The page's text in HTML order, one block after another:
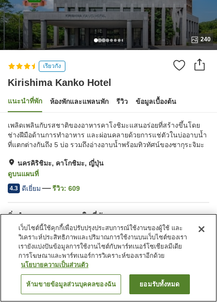
240
เรียวกัง
Kirishima Kanko Hotel
แนะนำที่พัก ห้องพักและแพลนพัก รีวิว ข้อมูลเบื้องต้น
เพลิดเพลินกับรสชาติของอาหารคาโงชิมะแสนอร่อยที่สร้างขึ้นโดย
ช่างฝีมือด้านการทำอาหาร และผ่อนคลายด้วยการแช่ตัวในบ่ออาบน้ำ
ที่แตกต่างกันถึง 5 บ่อ รวมถึงอ่างอาบน้ำพร้อมทิวทัศน์ของซากุระจิมะ
นครคิริชิมะ, คาโกชิมะ, ญี่ปุ่น
ดูบนแผนที่
4.3 ดีเยี่ยม รีวิว: 609
สิ่งอำนวยความสะดวกในที่พัก
ที่จอดรถ
ซาวน่า
สปา/บิวตี้ซาลอน
ร้านอาหาร
หน้าแรก ญี่ปุ่น คาโกชิมะ
ค้นหาห้องพัก
เว็บไซต์นี้ใช้คุกกี้เพื่อปรับปรุงประสบการณ์ใช้งานของผู้ใช้ และ
วิเคราะห์ประสิทธิภาพและปริมาณการใช้งานบนเว็บไซต์ของเรา
เรายังแบ่งปันข้อมูลการใช้งานไซต์กับพาร์ทเนอร์โซเชียลมีเดีย
การโฆษณาและพาร์ทเนอร์การวิเคราะห์ของเราอีกด้วย
นโยบายความเป็นส่วนตัว
ห้ามขายข้อมูลส่วนบุคคลของฉัน ยอมรับทั้งหมด